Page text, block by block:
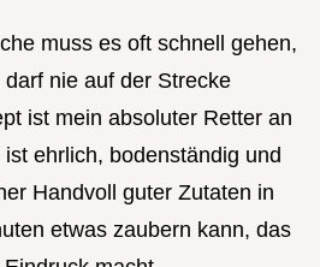
muss es oft schnell gehen,
nie auf der Strecke
ist mein absoluter Retter an
ehrlich, bodenständig und
Handvoll guter Zutaten in
etwas zaubern kann, das